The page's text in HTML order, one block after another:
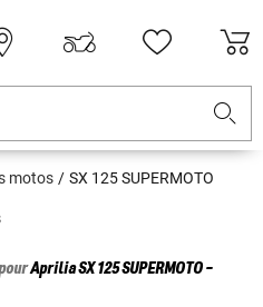
motos SX 125 SUPERMOTO
ApriliaSX 125 SUPERMOTO -